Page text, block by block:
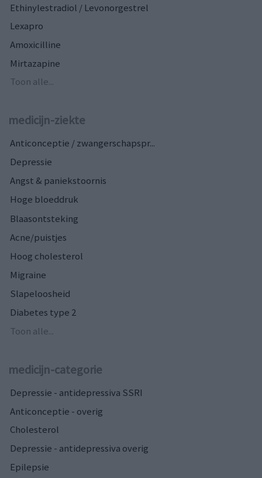
Ethinylestradiol / Levonorgestrel
Lexapro
Amoxicilline
Mirtazapine
Toon alle...
medicijn-ziekte
Anticonceptie / zwangerschapspr...
Depressie
Angst & paniekstoornis
Hoge bloeddruk
Blaasontsteking
Acne/puistjes
Hoog cholesterol
Migraine
Slapeloosheid
Diabetes type 2
Toon alle...
medicijn-categorie
Depressie - antidepressiva SSRI
Anticonceptie - overig
Cholesterol
Depressie - antidepressiva overig
Epilepsie